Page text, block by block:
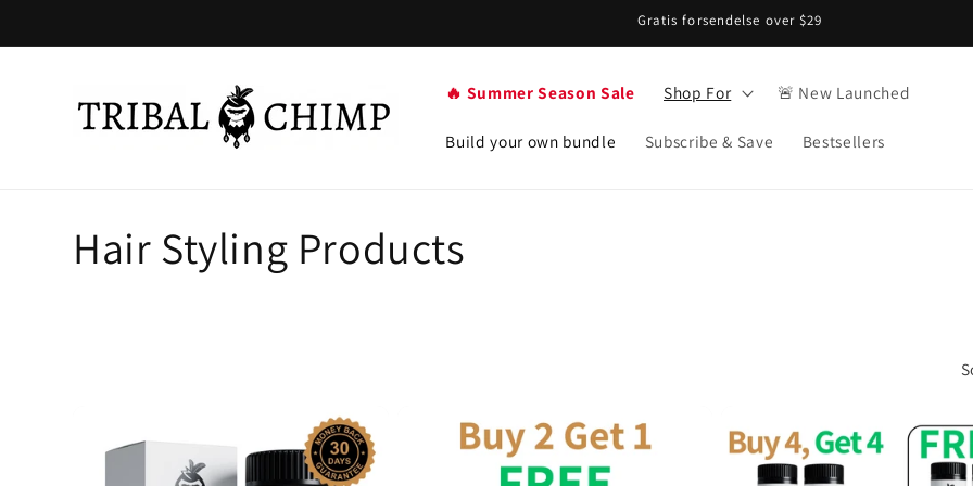
Gratis forsendelse over $29
🔥 Summer Season Sale Shop For 🚨 New Launched
Build your own bundle Subscribe & Save Bestsellers
K
Hair Styling Products